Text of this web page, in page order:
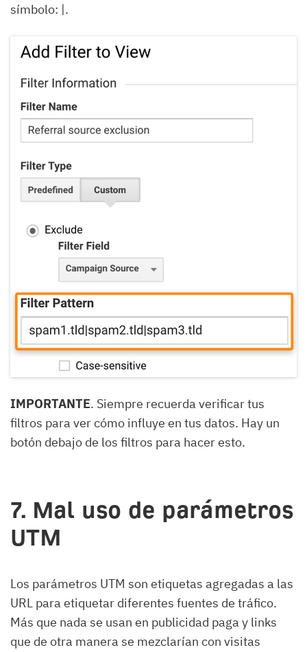
símbolo: |.
IMPORTANTE. Siempre recuerda verificar tus
filtros para ver cómo influye en tus datos. Hay un
botón debajo de los filtros para hacer esto.
7. Mal uso de parámetros
UTM
Los parámetros UTM son etiquetas agregadas a las
URL para etiquetar diferentes fuentes de tráfico.
Más que nada se usan en publicidad paga y links
que de otra manera se mezclarían con visitas